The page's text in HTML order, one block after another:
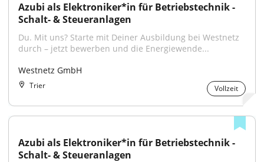
Azubi als Elektroniker*in für Betriebstechnik -
Schalt- & Steueranlagen
Du. Mit uns? Starte mit Deiner Ausbildung bei Westnetz
durch – jetzt bewerben und die Energiewende...
Westnetz GmbH
Trier Vollzeit
Azubi als Elektroniker*in für Betriebstechnik -
Schalt- & Steueranlagen